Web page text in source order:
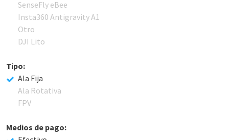
SenseFly eBee
Insta360 Antigravity A1
Otro
DJI Lito
Tipo:
Ala Fija
Ala Rotativa
FPV
Medios de pago: